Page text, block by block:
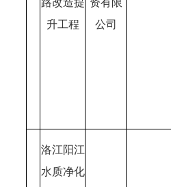
路改造提
升工程
资有限
公司
洛江阳江
水质净化